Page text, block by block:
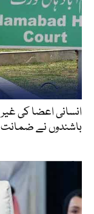
باشندوں نے ضمانت